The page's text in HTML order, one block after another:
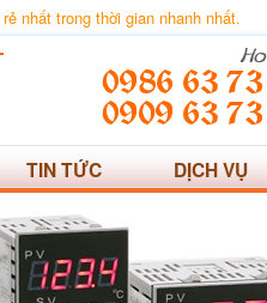
nhất trong thời gian nhanh nhất.
TIN TỨC DỊCH VỤ